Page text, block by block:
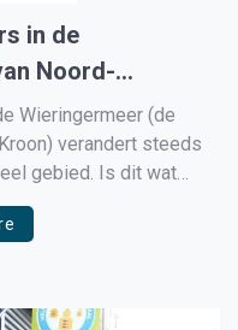
in de
Noord-
Wieringermeer (de
verandert steeds
gebied. Is dit wat
Kop van Noord-
echte